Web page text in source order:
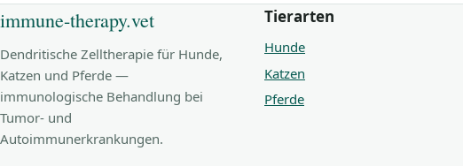
immune-therapy.vet
Dendritische Zelltherapie für Hunde,
Katzen und Pferde —
immunologische Behandlung bei
Tumor- und
Autoimmunerkrankungen.
Tierarten
Hunde
Katzen
Pferde